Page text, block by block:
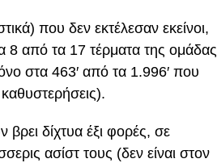
που δεν εκτέλεσαν εκείνοι,
8 από τα 17 τέρματα της ομάδας
στα 463′ από τα 1.996′ που
καθυστερήσεις).
βρει δίχτυα έξι φορές, σε
ασίστ τους (δεν είναι στον